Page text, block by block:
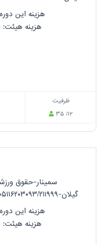
هزینه این دوره:
هزینه هیئت: ۲,۵۰۰,۰۰۰
ظرفیت
۳۵ /۱۲
سمینار-حقوق
گیلان-۱۴۰۵۱۱۶۲۰۳۰۹۳/۲۱۱۹۹۹ ۱۴۰۵۱۱۶۲۰۳۰۹۳/۲۱۱۹۹۹
هزینه این دوره:
هزینه هیئت: ۲,۵۰۰,۰۰۰